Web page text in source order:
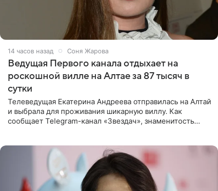
14 часов назад Соня Жарова
Ведущая Первого канала отдыхает на
роскошной вилле на Алтае за 87 тысяч в
сутки
Телеведущая Екатерина Андреева отправилась на Алтай
и выбрала для проживания шикарную виллу. Как
сообщает Telegram-канал «Звездач», знаменитость